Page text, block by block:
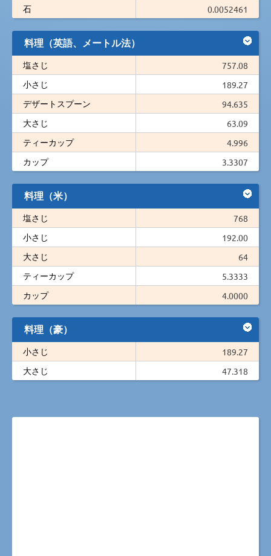
石
0.0052461
料理（英語、メートル法）
塩さじ
757.08
小さじ
189.27
デザートスプーン
94.635
大さじ
63.09
ティーカップ
4.996
カップ
3.3307
料理（米）
塩さじ
768
小さじ
192.00
大さじ
64
ティーカップ
5.3333
カップ
4.0000
料理（豪）
小さじ
189.27
大さじ
47.318